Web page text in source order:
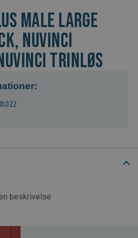
Male Large
Nuvinci
Trinløs
beskrivelse